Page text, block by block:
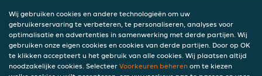
Wij gebruiken cookies en andere technologieën om uw
gebruikerservaring te verbeteren, te personaliseren, analyses voor
optimalisatie en advertenties in samenwerking met derde partijen. Wij
gebruiken onze eigen cookies en cookies van derde partijen. Door op OK
te klikken accepteert u het gebruik van alle cookies. Wij plaatsen altijd
noodzakelijke cookies. Selecteer Voorkeuren beheren om te kiezen